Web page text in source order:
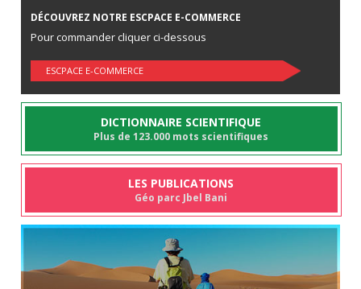
DÉCOUVREZ NOTRE ESCPACE E-COMMERCE
Pour commander cliquer ci-dessous
ESCPACE E-COMMERCE
DICTIONNAIRE SCIENTIFIQUE
Plus de 123.000 mots scientifiques
LES PUBLICATIONS
Géo parc Jbel Bani